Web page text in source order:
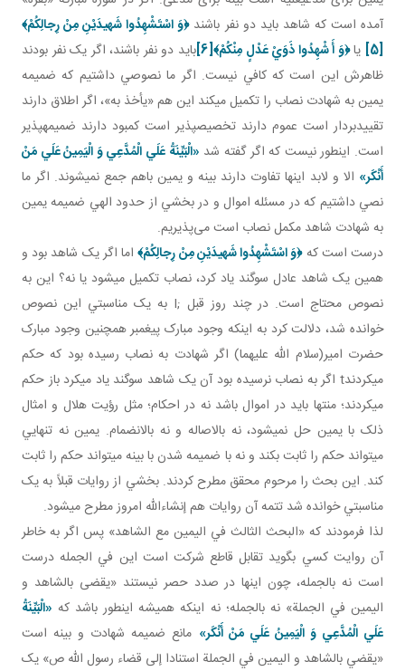
آمده است که شاهد بايد دو نفر باشند﴿وَ اسْتَشْهِدُوا شَهيدَيْنِ مِنْ رِجالِكُمْ﴾
[5]
يا﴿وَ أَ شْهِدُوا ذَوَيْ عَدْلٍ مِنْكُمْ﴾[6]
بايد دو نفر باشند، اگر يک نفر بودند
ظاهرش اين است که کافي نيست. اگر ما نصوصي داشتيم که ضميمه
يمين به شهادت نصاب را تکميل مي کند اين هم «يأخذ به»، اگر اطلاق دارند
تقييدبردار است عموم دارند تخصيص پذير است کمبود دارند ضميمه پذير
است. اين طور نيست که اگر گفته شد «الْبَيِّنَةُ عَلَي الْمُدَّعِي وَ الْيَمِينُ عَلَي مَنْ
أَنْكَر» الا و لابد اينها تفاوت دارند بينه و يمين باهم جمع نمي شوند. اگر ما
نصي داشتيم که در مسئله اموال و در بخشي از حدود الهي ضميمه يمين
به شهادت شاهد مکمل نصاب است می‌پذيريم.
درست است که﴿وَ اسْتَشْهِدُوا شَهيدَيْنِ مِنْ رِجالِكُمْ﴾اما اگر يک شاهد بود و
همين يک شاهد عادل سوگند ياد کرد، نصاب تکميل مي شود يا نه؟ اين به
نصوص محتاج است. در چند روز قبل ;I به يک مناسبتي اين نصوص
خوانده شد، دلالت کرد به اينکه وجود مبارک پيغمبر همچنين وجود مبارک
حضرت امير(سلام الله عليهما) اگر شهادت به نصاب رسيده بود که حکم
مي کردندt اگر به نصاب نرسيده بود آن يک شاهد سوگند ياد مي کرد باز حکم
مي کردند؛ منتها بايد در اموال باشد نه در احکام؛ مثل رؤيت هلال و امثال
ذلک با يمين حل نمي شود، نه بالاصاله و نه بالانضمام. يمين نه تنهايي
مي تواند حکم را ثابت بکند و نه با ضميمه شدن با بينه مي تواند حکم را ثابت
کند. اين بحث را مرحوم محقق مطرح کردند. بخشي از روايات قبلاً به يک
مناسبتي خوانده شد تتمه آن روايات هم إن شاءالله امروز مطرح مي شود.
لذا فرمودند که «البحث الثالث في اليمين مع الشاهد» پس اگر به خاطر
آن روايت کسي بگويد تقابل قاطع شرکت است اين في الجمله درست
است نه بالجمله، چون اينها در صدد حصر نيستند «يقضى بالشاهد و
اليمين في الجملة» نه بالجمله؛ نه اينکه هميشه اين طور باشد که «الْبَيِّنَةُ
عَلَي الْمُدَّعِي وَ الْيَمِينُ عَلَي مَنْ أَنْكَر» مانع ضميمه شهادت و بينه است
«يقضي بالشاهد و اليمين في الجملة استنادا إلى قضاء رسول الله ص» يک